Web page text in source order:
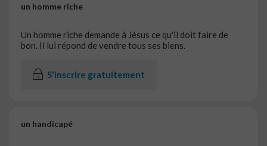
un homme riche
Un homme riche demande à Jésus ce qu'il doit faire de
bon. Il lui répond de vendre tous ses biens.
S'inscrire gratuitement
un handicapé